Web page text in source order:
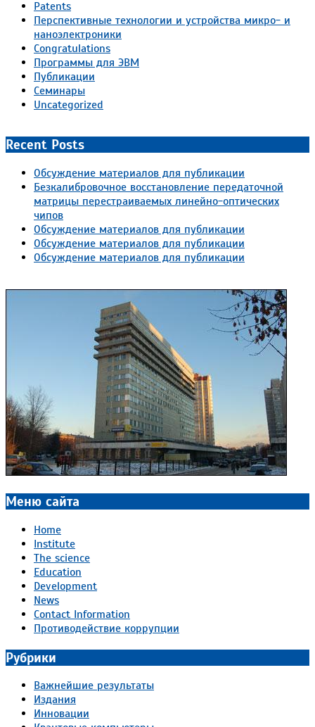
Patents
Перспективные технологии и устройства микро- и
наноэлектроники
Congratulations
Программы для ЭВМ
Публикации
Семинары
Uncategorized
Recent Posts
Обсуждение материалов для публикации
Безкалибровочное восстановление передаточной
матрицы перестраиваемых линейно-оптических
чипов
Обсуждение материалов для публикации
Обсуждение материалов для публикации
Обсуждение материалов для публикации
Меню сайта
Home
Institute
The science
Education
Development
News
Contact Information
Противодействие коррупции
Рубрики
Важнейшие результаты
Издания
Инновации